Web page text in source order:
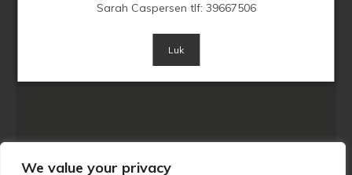
We value your privacy
Sarah Caspersen tlf: 39667506
Luk